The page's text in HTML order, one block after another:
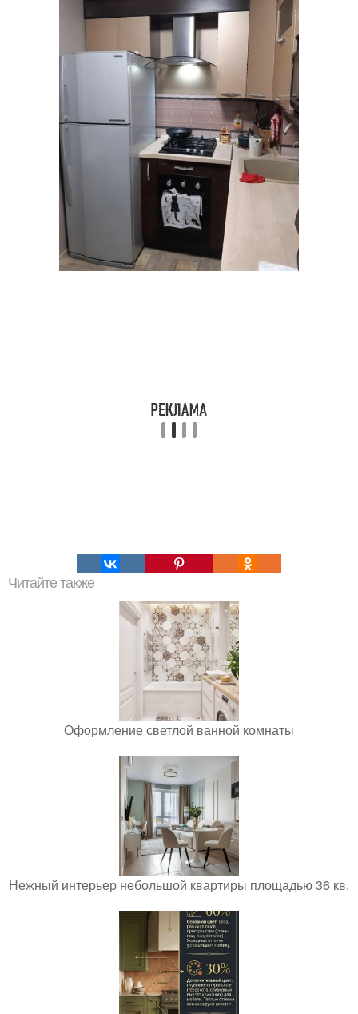
Читайте также
Оформление светлой ванной комнаты
Нежный интерьер небольшой квартиры площадью 36 кв.